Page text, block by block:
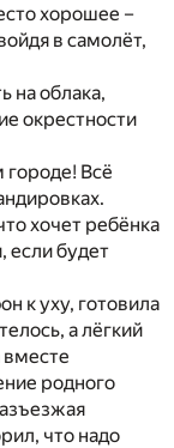
хорошее –
в самолёт,
на облака,
окрестности
городе! Всё
хочет ребёнка
если будет
к уху, готовила
а лёгкий
вместе
родного
что надо